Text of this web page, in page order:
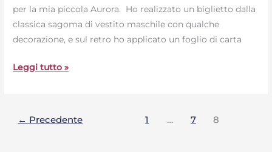
per la mia piccola Aurora. Ho realizzato un biglietto dalla
classica sagoma di vestito maschile con qualche
decorazione, e sul retro ho applicato un foglio di carta
Leggi tutto »
← Precedente 1 … 7 8